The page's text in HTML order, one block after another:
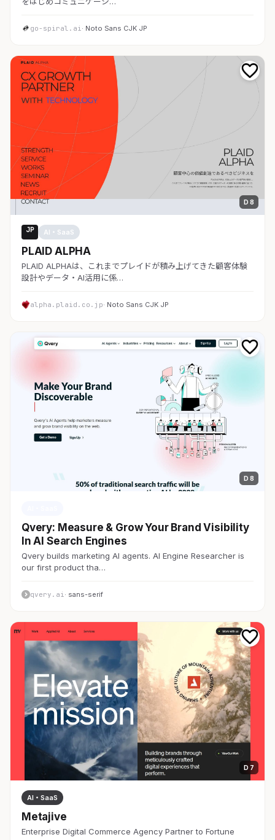
go-spiral.ai· Noto Sans CJK JP
D 8
JP AI・SaaS
PLAID ALPHA
PLAID ALPHAは、これまでプレイドが積み上げてきた顧客体験
設計やデータ・AI活用に係…
alpha.plaid.co.jp· Noto Sans CJK JP
D 8
Qvery: Measure & Grow Your Brand Visibility
In AI Search Engines
Qvery builds marketing AI agents. AI Engine Researcher is
our first product tha…
qvery.ai · sans-serif
D 7
AI・SaaS
Metajive
Enterprise Digital Commerce Agency Partner to Fortune